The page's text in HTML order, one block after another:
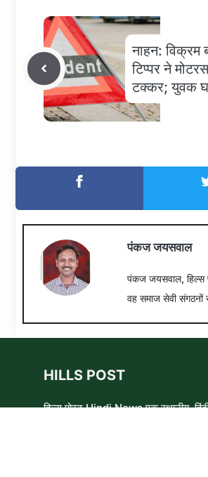
नाहन: विक्रम
टिप्पर ने
टक्कर; युवक
पंकज जयसवाल
पंकज जयसवाल, हिल्स
वह समाज सेवी संगठनों
HILLS POST
हिल्स पोस्ट Hindi News एक स्थानीय,